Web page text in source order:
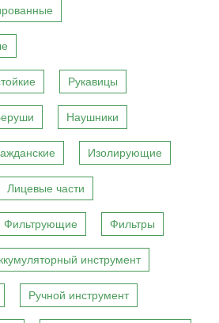
Рукавицы
Наушники
Изолирующие
Лицевые части
Фильтрующие Фильтры
инструмент
Ручной инструмент